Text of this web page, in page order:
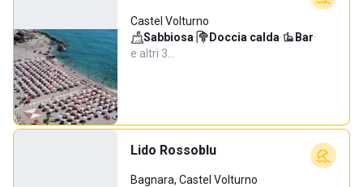
Castel Volturno
Sabbiosa· Doccia calda· Bar·
e altri 3…
Lido Rossoblu
Bagnara, Castel Volturno